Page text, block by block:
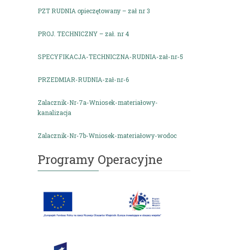
PZT RUDNIA opieczętowany – zał nr 3
PROJ. TECHNICZNY – zał. nr 4
SPECYFIKACJA-TECHNICZNA-RUDNIA-zał-nr-5
PRZEDMIAR-RUDNIA-zał-nr-6
Zalacznik-Nr-7a-Wniosek-materiałowy-
kanalizacja
Zalacznik-Nr-7b-Wniosek-materiałowy-wodoc
Programy Operacyjne